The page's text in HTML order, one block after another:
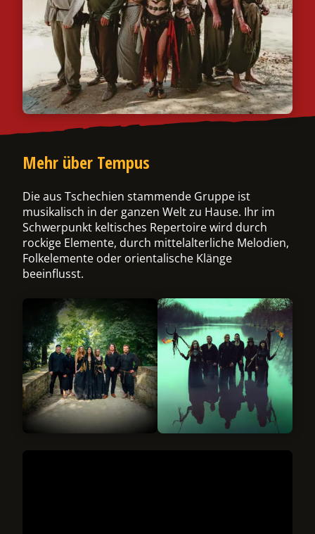
Mehr über Tempus
Die aus Tschechien stammende Gruppe ist
musikalisch in der ganzen Welt zu Hause. Ihr im
Schwerpunkt keltisches Repertoire wird durch
rockige Elemente, durch mittelalterliche Melodien,
Folkelemente oder orientalische Klänge
beeinflusst.